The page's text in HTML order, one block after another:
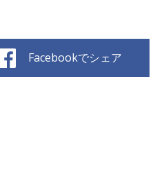
Facebookでシェア